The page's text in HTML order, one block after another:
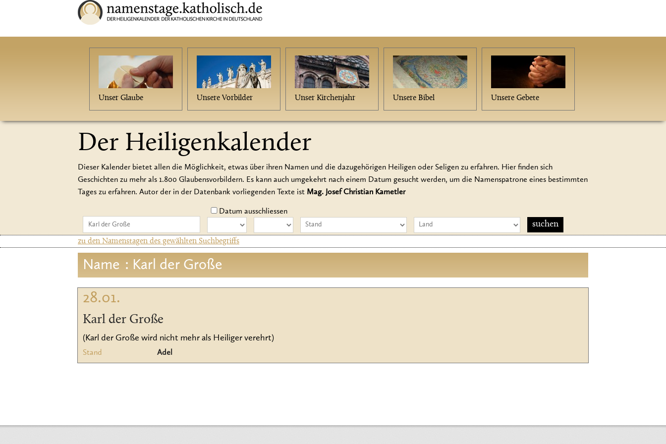
Unser Glaube Unsere Vorbilder Unser Kirchenjahr Unsere Bibel Unsere Gebete
Der Heiligenkalender
Dieser Kalender bietet allen die Möglichkeit, etwas über ihren Namen und die dazugehörigen Heiligen oder Seligen zu erfahren. Hier finden sich
Geschichten zu mehr als 1.800 Glaubensvorbildern. Es kann auch umgekehrt nach einem Datum gesucht werden, um die Namenspatrone eines bestimmten
Tages zu erfahren. Autor der in der Datenbank vorliegenden Texte ist Mag. Josef Christian Kametler
Datum ausschliessen
zu den Namenstagen des gewählten Suchbegriffs
Name : Karl der Große
28.01.
Karl der Große
(Karl der Große wird nicht mehr als Heiliger verehrt)
Stand Adel